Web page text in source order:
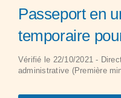
Passeport en
temporaire
Vérifié le 22/10/2021 -
administrative (Première